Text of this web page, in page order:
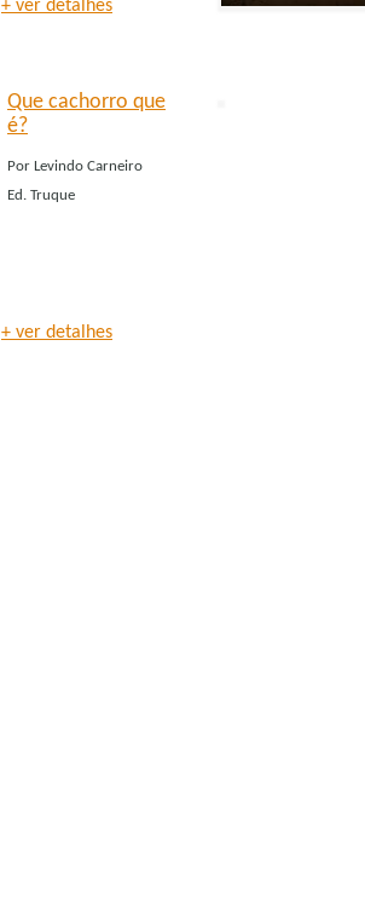
+ ver detalhes
Que cachorro que
é?
Por Levindo Carneiro
Ed. Truque
+ ver detalhes